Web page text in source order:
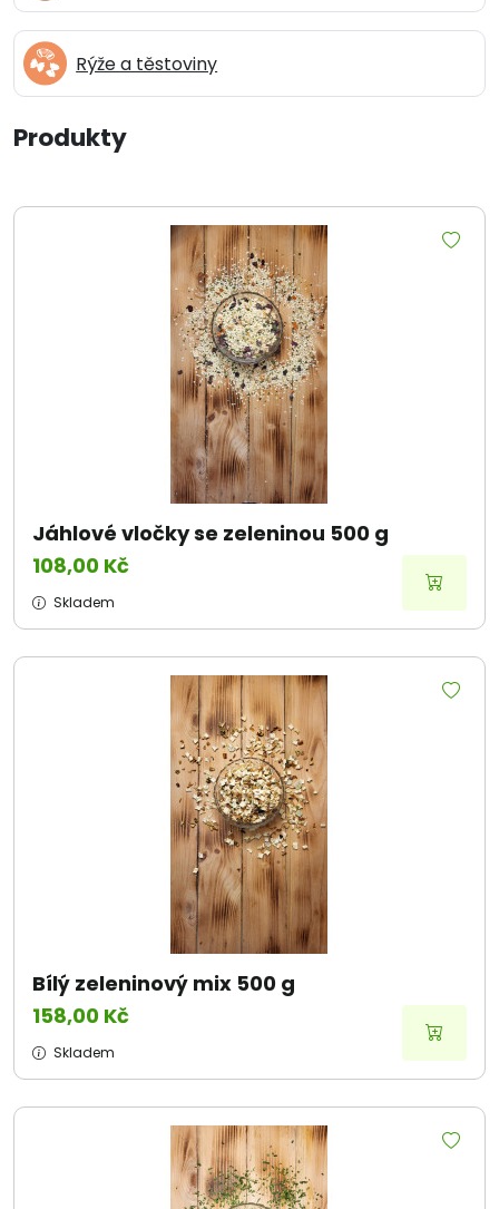
Rýže a těstoviny
Produkty
Jáhlové vločky se zeleninou 500 g
108,00 Kč
Skladem
Bílý zeleninový mix 500 g
158,00 Kč
Skladem